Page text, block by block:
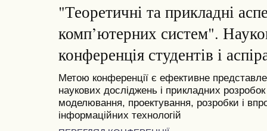
"Теоретичні та прикладні
комп’ютерних систем".
конференція студентів і
Метою конференції є ефективне
наукових досліджень і прикладних розробок
моделювання, проектування, розробки і
інформаційних технологій